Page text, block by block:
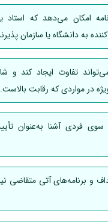
امکان می‌دهد که استاد
به دانشگاه یا سازمان
تفاوت ایجاد کند و
در مواردی که رقابت بالاست.
سوی فردی آشنا به‌عنوان
و برنامه‌های آتی متقاضی